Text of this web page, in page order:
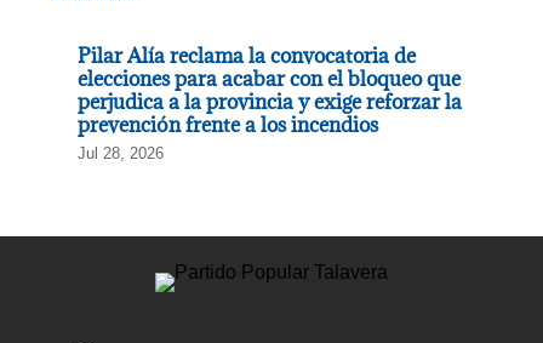
Pilar Alía reclama la convocatoria de
elecciones para acabar con el bloqueo que
perjudica a la provincia y exige reforzar la
prevención frente a los incendios
Jul 28, 2026